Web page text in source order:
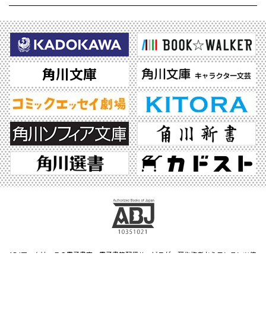
ABJマークは、この電子書店・電子書籍配信サービスが、著作権者からコンテンツ使